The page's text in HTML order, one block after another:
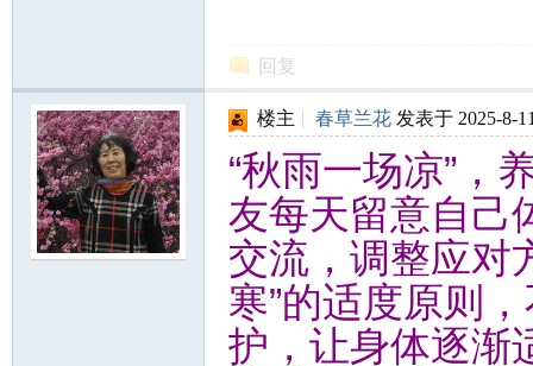
回复
楼主 | 春草兰花 发表于 2025-8-
“秋雨一场凉”，
友每天留意自己
交流，调整应对
寒”的适度原则
护，让身体逐渐